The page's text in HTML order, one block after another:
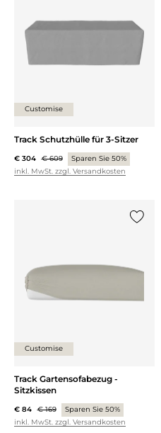
Customise
Track Schutzhülle für 3-Sitzer
€ 304 € 609
Sparen Sie 50%
inkl. MwSt. zzgl. Versandkosten
Customise
Track Gartensofabezug -
Sitzkissen
€ 84 € 169
Sparen Sie 50%
inkl. MwSt. zzgl. Versandkosten